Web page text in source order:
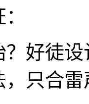
好徒
，只合